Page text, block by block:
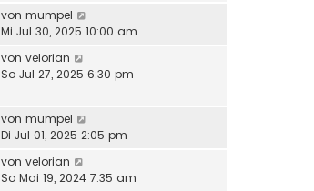
von mumpel
Mi Jul 30, 2025 10:00 am
von velorian
So Jul 27, 2025 6:30 pm
von mumpel
Di Jul 01, 2025 2:05 pm
von velorian
So Mai 19, 2024 7:35 am